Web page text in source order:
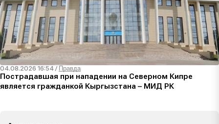
04.08.2026 16:54 / Правда
Пострадавшая при нападении на Северном Кипре
является гражданкой Кыргызстана – МИД РК